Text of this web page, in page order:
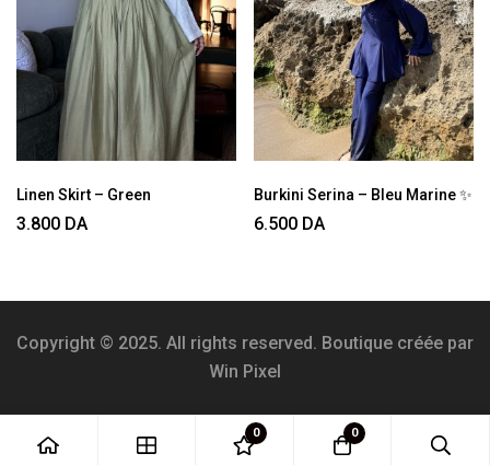
Linen Skirt – Green
3.800 DA
Burkini Serina – Bleu Marine ✨
6.500 DA
Copyright © 2025. All rights reserved. Boutique créée par
Win Pixel
0 0